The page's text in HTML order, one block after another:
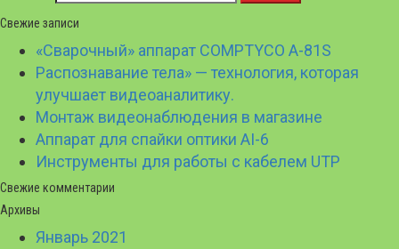
Свежие записи
«Сварочный» аппарат COMPTYCO A-81S
Распознавание тела» — технология, которая
улучшает видеоаналитику.
Монтаж видеонаблюдения в магазине
Аппарат для спайки оптики AI-6
Инструменты для работы с кабелем UTP
Свежие комментарии
Архивы
Январь 2021